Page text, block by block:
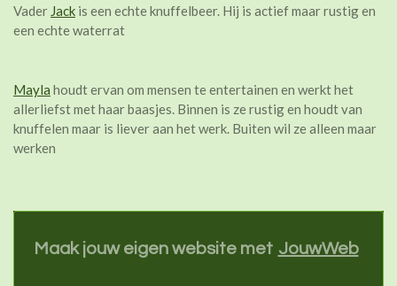
Vader Jack is een echte knuffelbeer. Hij is actief maar rustig en
een echte waterrat
Mayla houdt ervan om mensen te entertainen en werkt het
allerliefst met haar baasjes. Binnen is ze rustig en houdt van
knuffelen maar is liever aan het werk. Buiten wil ze alleen maar
werken
Maak jouw eigen website met JouwWeb